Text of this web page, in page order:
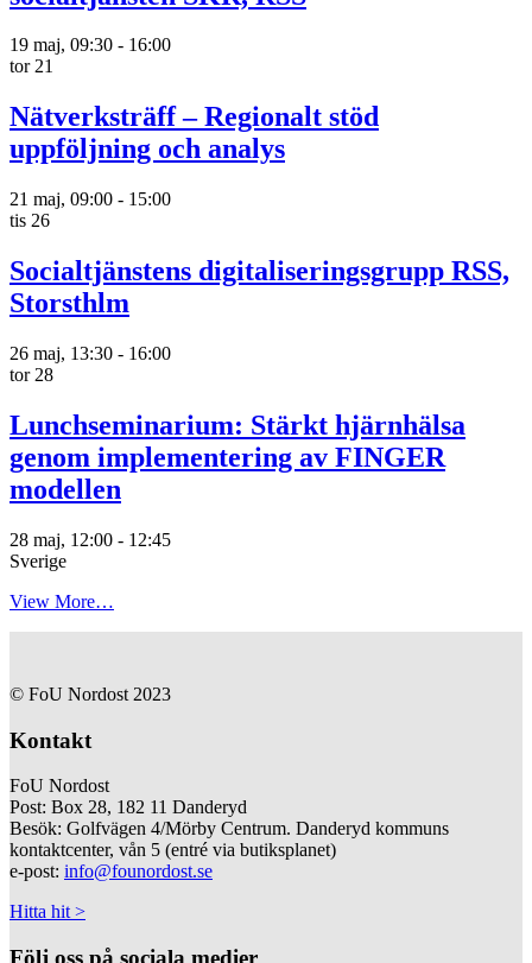
19 maj, 09:30 - 16:00
tor21
Nätverksträff – Regionalt stöd
uppföljning och analys
21 maj, 09:00 - 15:00
tis 26
Socialtjänstens digitaliseringsgrupp RSS,
Storsthlm
26 maj, 13:30 - 16:00
tor 28
Lunchseminarium: Stärkt hjärnhälsa
genom implementering av FINGER
modellen
28 maj, 12:00 - 12:45
Sverige
View More…
© FoU Nordost 2023
Kontakt
FoU Nordost
Post: Box 28, 182 11 Danderyd
Besök: Golfvägen 4/Mörby Centrum. Danderyd kommuns
kontaktcenter, vån 5 (entré via butiksplanet)
e-post: info@founordost.se
Hitta hit >
Följ oss på sociala medier